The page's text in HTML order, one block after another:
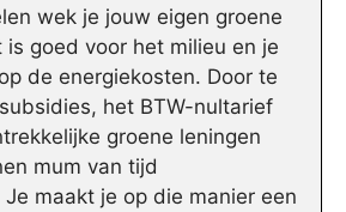
wek je jouw eigen groene
is goed voor het milieu en je
de energiekosten. Door te
het BTW-nultarief
groene leningen
mum van tijd
maakt je op die manier een